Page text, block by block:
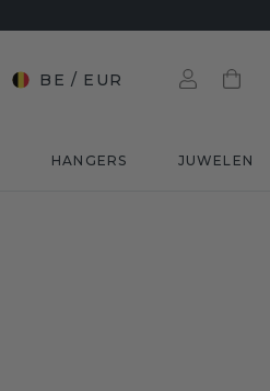
BE / EUR
HANGERS JUWELEN